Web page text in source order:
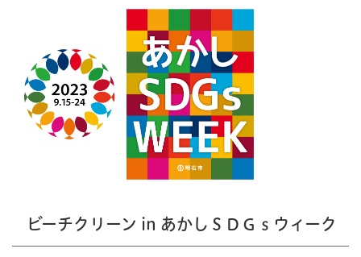
ビーチクリーン in あかしＳＤＧｓウィーク